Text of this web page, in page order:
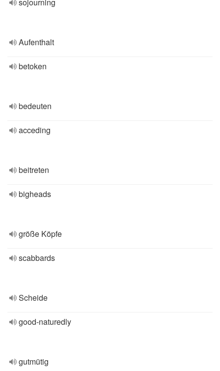
Aufenthalt
betoken
bedeuten
acceding
beitreten
bigheads
größe Köpfe
scabbards
Scheide
good-naturedly
gutmütig